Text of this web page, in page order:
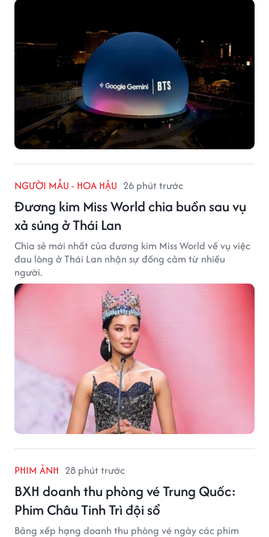
NGƯỜI MẪU - HOA HẬU 26 phút trước
Đương kim Miss World chia buồn sau vụ
xả súng ở Thái Lan
Chia sẻ mới nhất của đương kim Miss World về vụ việc
đau lòng ở Thái Lan nhận sự đồng cảm từ nhiều
người.
PHIM ẢNH 28 phút trước
BXH doanh thu phòng vé Trung Quốc:
Phim Châu Tinh Trì đội sổ
Bảng xếp hạng doanh thu phòng vé ngày các phim